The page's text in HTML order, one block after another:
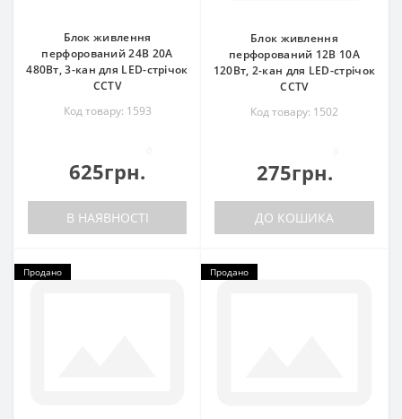
Блок живлення
перфорований 24В 20А
480Вт, 3-кан для LED-стрічок
CCTV
Код товару: 1593
625грн.
В НАЯВНОСТІ
Блок живлення
перфорований 12В 10А
120Вт, 2-кан для LED-стрічок
CCTV
Код товару: 1502
275грн.
ДО КОШИКА
Продано Продано